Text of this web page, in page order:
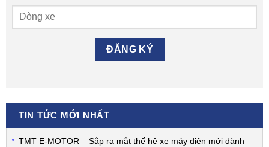
TIN TỨC MỚI NHẤT
TMT E-MOTOR – Sắp ra mắt thế hệ xe máy điện mới dành